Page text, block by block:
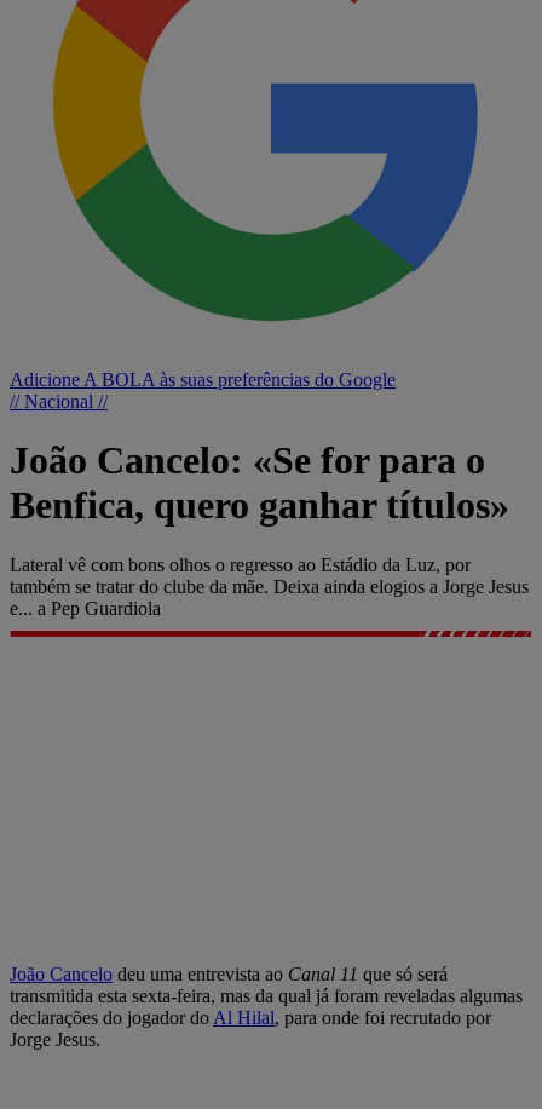
Adicione A BOLA às suas preferências do Google
// Nacional //
João Cancelo: «Se for para o
Benfica, quero ganhar títulos»
Lateral vê com bons olhos o regresso ao Estádio da Luz, por
também se tratar do clube da mãe. Deixa ainda elogios a Jorge Jesus
e... a Pep Guardiola
João Cancelo deu uma entrevista ao Canal 11 que só será
transmitida esta sexta-feira, mas da qual já foram reveladas algumas
declarações do jogador do Al Hilal, para onde foi recrutado por
Jorge Jesus.